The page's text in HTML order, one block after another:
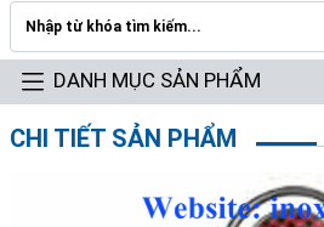
DANH MỤC SẢN PHẨM
CHI TIẾT SẢN PHẨM